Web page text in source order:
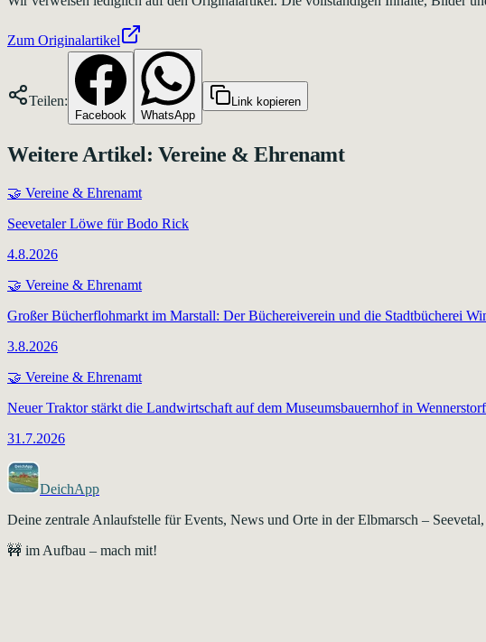
Zum Originalartikel
Teilen:
Facebook WhatsApp
Link kopieren
Weitere Artikel: Vereine & Ehrenamt
🤝 Vereine & Ehrenamt
Seevetaler Löwe für Bodo Rick
4.8.2026
🤝 Vereine & Ehrenamt
Großer Bücherflohmarkt im Marstall: Der Büchereiverein und die Stadtbücherei
3.8.2026
🤝 Vereine & Ehrenamt
Neuer Traktor stärkt die Landwirtschaft auf dem Museumsbauernhof in Wennerstorf
31.7.2026
DeichApp
Deine zentrale Anlaufstelle für Events, News und Orte in der Elbmarsch –
🚧 im Aufbau – mach mit!